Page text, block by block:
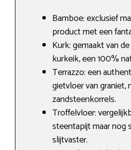
Bamboe: exclusief
product met een
Kurk: gemaakt van
kurkeik, een 100%
Terrazzo: een
gietvloer van graniet,
zandsteenkorrels.
Troffelvloer:
steentapijt maar nog
slijtvaster.